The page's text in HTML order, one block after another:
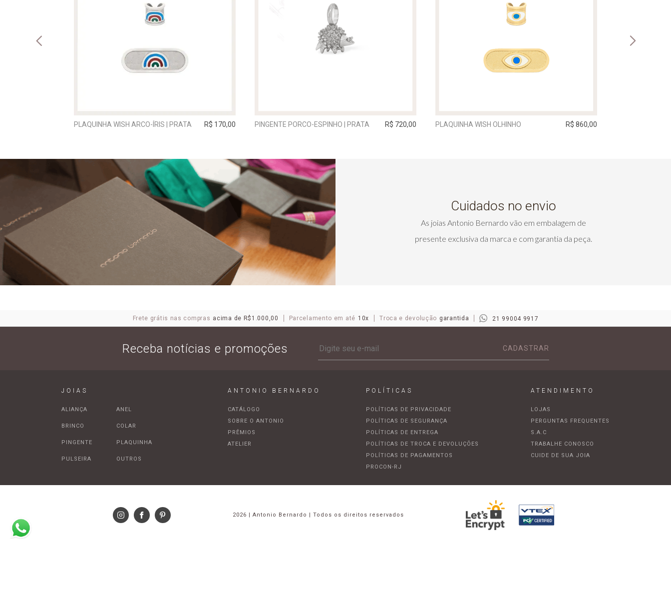
PLAQUINHA WISH ARCO-ÍRIS | PRATA R$ 170,00 PINGENTE PORCO-ESPINHO | PRATA R$ 720,00 PLAQUINHA WISH OLHINHO R$ 860,00
Cuidados no envio
As joias Antonio Bernardo vão em embalagem de
presente exclusiva da marca e com garantia da peça.
Frete grátis nas compras acima de R$1.000,00 Parcelamento em até 10x Troca e devolução garantida 21 99004 9917
Receba notícias e promoções CADASTRAR
JOIAS
ALIANÇA ANEL
BRINCO COLAR
PINGENTE PLAQUINHA
PULSEIRA OUTROS
ANTONIO BERNARDO
CATÁLOGO
SOBRE O ANTONIO
PRÊMIOS
ATELIER
POLÍTICAS
POLÍTICAS DE PRIVACIDADE
POLÍTICAS DE SEGURANÇA
POLÍTICAS DE ENTREGA
POLÍTICAS DE TROCA E DEVOLUÇÕES
POLÍTICAS DE PAGAMENTOS
PROCON-RJ
ATENDIMENTO
LOJAS
PERGUNTAS FREQUENTES
S.A.C
TRABALHE CONOSCO
CUIDE DE SUA JOIA
2026 | Antonio Bernardo | Todos os direitos reservados